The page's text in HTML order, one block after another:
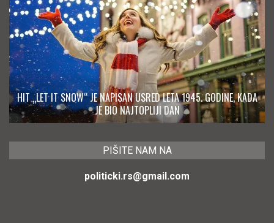
HIT „LET IT SNOW“ JE NAPISAN USRED LETA 1945. GODINE, KADA
JE BIO NAJTOPLIJI DAN
PIŠITE NAM NA
politicki.rs@gmail.com